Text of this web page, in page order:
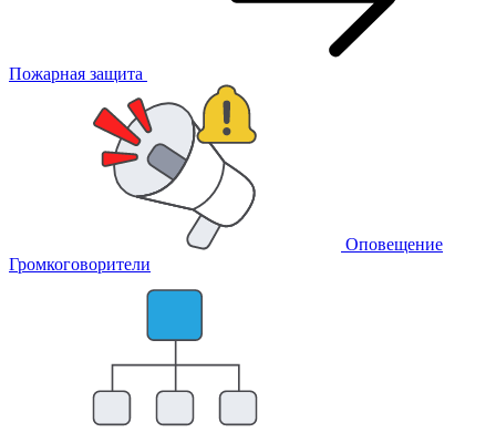
Пожарная защита
Оповещение
Громкоговорители